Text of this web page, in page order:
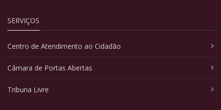
SERVIÇOS
Centro de Atendimento ao Cidadão
Câmara de Portas Abertas
Tribuna Livre